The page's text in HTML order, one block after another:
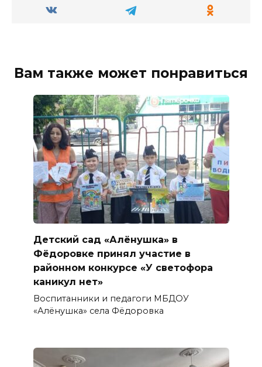
Вам также может понравиться
Детский сад «Алёнушка» в
Фёдоровке принял участие в
районном конкурсе «У светофора
каникул нет»
Воспитанники и педагоги МБДОУ
«Алёнушка» села Фёдоровка